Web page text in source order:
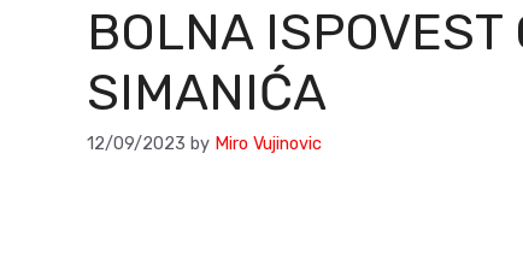
BOLNA ISPOVEST
SIMANIĆA
12/09/2023 by Miro Vujinovic